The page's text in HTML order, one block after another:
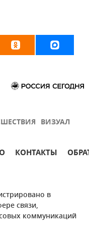
ВИЗУАЛ
КОНТАКТЫ
в
связи,
коммуникаций